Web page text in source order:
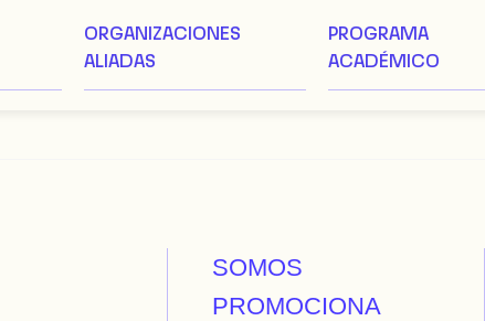
ORGANIZACIONES
ALIADAS
PROGRAMA
ACADÉMICO
SOMOS
PROMOCIONA